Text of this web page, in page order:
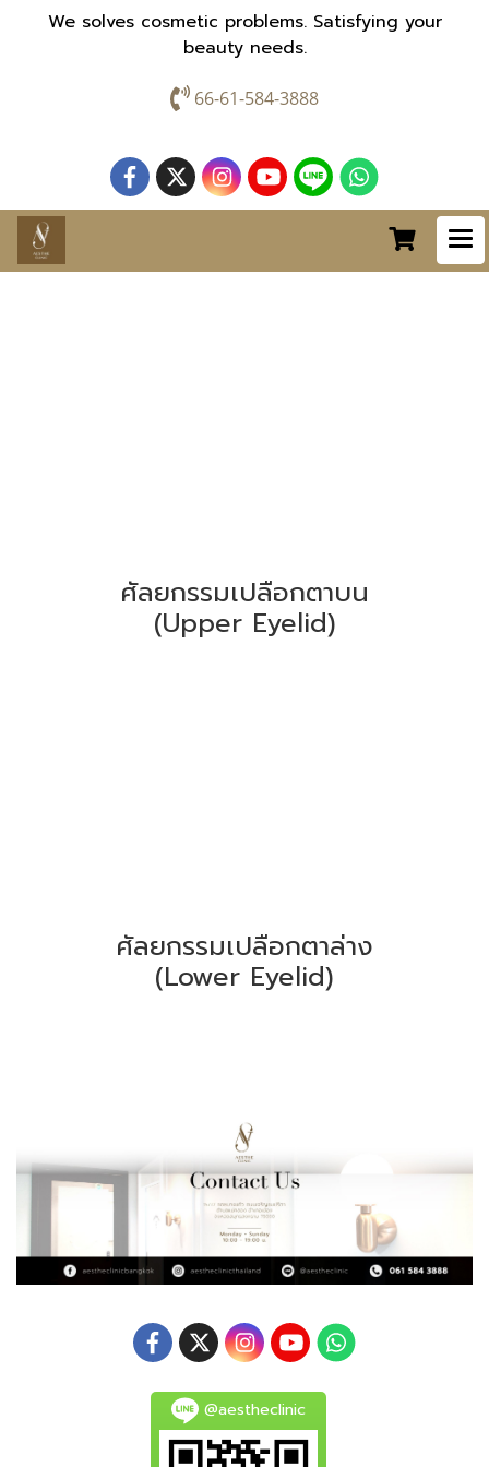
We solves cosmetic problems. Satisfying your
beauty needs.
66-61-584-3888
ศัลยกรรมเปลือกตาบน
(Upper Eyelid)
ศัลยกรรมเปลือกตาล่าง
(Lower Eyelid)
@aestheclinic